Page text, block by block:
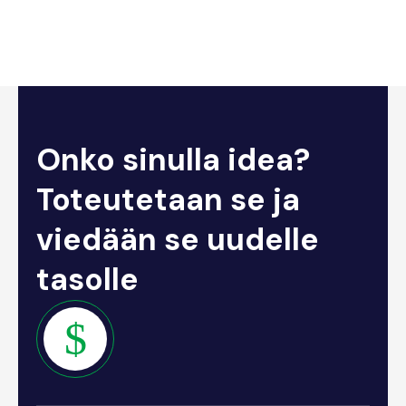
Onko sinulla idea?
Toteutetaan se ja
viedään se uudelle
tasolle